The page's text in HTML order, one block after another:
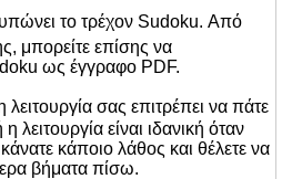
το τρέχον Sudoku. Από
μπορείτε επίσης να
ως έγγραφο PDF.
λειτουργία σας επιτρέπει να πάτε
είναι ιδανική όταν
κάνατε κάποιο λάθος και θέλετε να
βήματα πίσω.